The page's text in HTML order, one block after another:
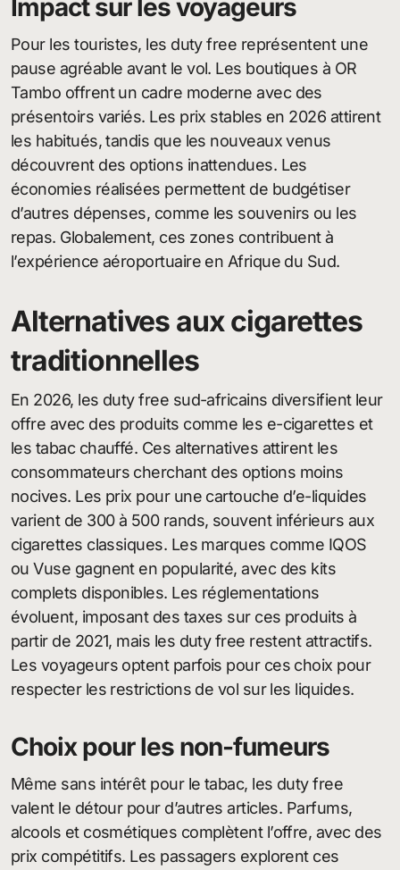
Impact sur les voyageurs
Pour les touristes, les duty free représentent une
pause agréable avant le vol. Les boutiques à OR
Tambo offrent un cadre moderne avec des
présentoirs variés. Les prix stables en 2026 attirent
les habitués, tandis que les nouveaux venus
découvrent des options inattendues. Les
économies réalisées permettent de budgétiser
d’autres dépenses, comme les souvenirs ou les
repas. Globalement, ces zones contribuent à
l’expérience aéroportuaire en Afrique du Sud.
Alternatives aux cigarettes
traditionnelles
En 2026, les duty free sud-africains diversifient leur
offre avec des produits comme les e-cigarettes et
les tabac chauffé. Ces alternatives attirent les
consommateurs cherchant des options moins
nocives. Les prix pour une cartouche d’e-liquides
varient de 300 à 500 rands, souvent inférieurs aux
cigarettes classiques. Les marques comme IQOS
ou Vuse gagnent en popularité, avec des kits
complets disponibles. Les réglementations
évoluent, imposant des taxes sur ces produits à
partir de 2021, mais les duty free restent attractifs.
Les voyageurs optent parfois pour ces choix pour
respecter les restrictions de vol sur les liquides.
Choix pour les non-fumeurs
Même sans intérêt pour le tabac, les duty free
valent le détour pour d’autres articles. Parfums,
alcools et cosmétiques complètent l’offre, avec des
prix compétitifs. Les passagers explorent ces